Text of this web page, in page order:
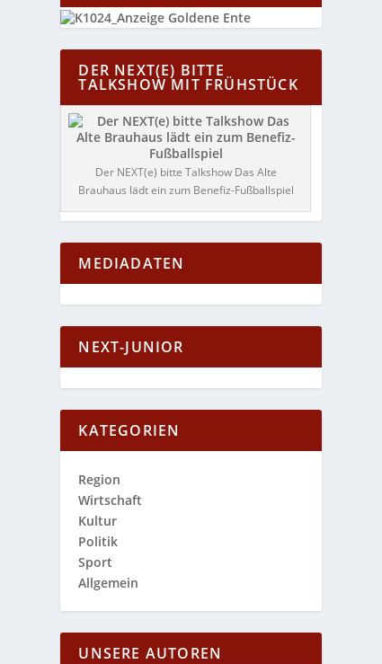
DER NEXT(E) BITTE
TALKSHOW MIT FRÜHSTÜCK
Der NEXT(e) bitte Talkshow Das Alte
Brauhaus lädt ein zum Benefiz-Fußballspiel
MEDIADATEN
NEXT-JUNIOR
KATEGORIEN
Region
Wirtschaft
Kultur
Politik
Sport
Allgemein
UNSERE AUTOREN